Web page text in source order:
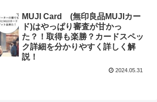
MUJI Card (無印良品MUJIカー
ド)はやっぱり審査が甘かっ
た？！取得も楽勝？カードスペッ
ク詳細を分かりやすく詳しく解
説！
2024.05.31